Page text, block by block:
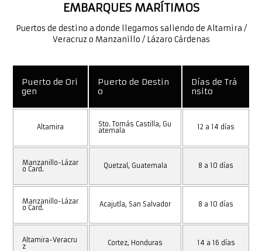
EMBARQUES MARÍTIMOS
Puertos de destino a donde llegamos saliendo de Altamira /
Veracruz o Manzanillo / Lázaro Cárdenas
Puerto de Ori
gen
Puerto de Destin
o
Días de Trá
nsito
Altamira Sto. Tomás Castilla, Gu
atemala 12 a 14 días
Manzanillo-Lázar
o Card. Quetzal, Guatemala 8 a 10 días
Manzanillo-Lázar
o Card. Acajutla, San Salvador 8 a 10 días
Altamira-Veracru
z Cortez, Honduras 14 a 16 días